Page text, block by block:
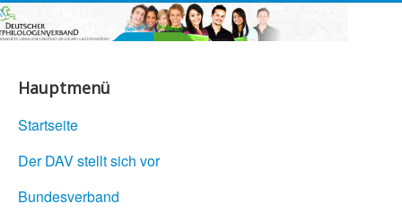
Hauptmenü
Startseite
Der DAV stellt sich vor
Bundesverband